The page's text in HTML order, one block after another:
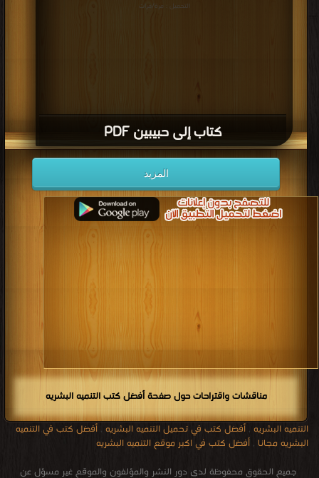
كتاب إلى حبيبين PDF
التحميل : مرة/مرات
المزيد
مناقشات واقتراحات حول صفحة أفضل كتب التنميه البشريه
التنميه البشريه , أفضل كتب في تحميل التنميه البشريه , أفضل كتب في التنميه
البشريه مجانا , أفضل كتب في اكبر موقع التنميه البشريه
جميع الحقوق محفوظة لدى دور النشر والمؤلفون والموقع غير مسؤل عن